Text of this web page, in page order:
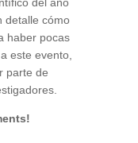
detalle cómo
haber pocas
este evento,
parte de